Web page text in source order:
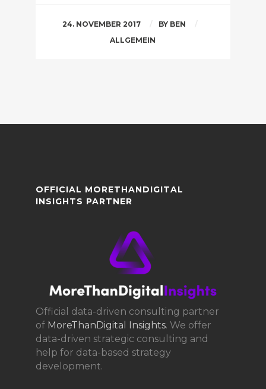
24. NOVEMBER 2017 BYBEN
ALLGEMEIN
OFFICIAL MORETHANDIGITAL
INSIGHTS PARTNER
Official data-driven consulting partner
of MoreThanDigital Insights. We offer
data-driven strategic consulting and
help for data-based strategy
development.